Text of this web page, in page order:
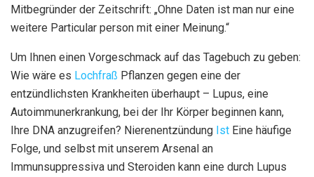
Mitbegründer der Zeitschrift: „Ohne Daten ist man nur eine
weitere Particular person mit einer Meinung.“
Um Ihnen einen Vorgeschmack auf das Tagebuch zu geben:
Wie wäre es Lochfraß Pflanzen gegen eine der
entzündlichsten Krankheiten überhaupt – Lupus, eine
Autoimmunerkrankung, bei der Ihr Körper beginnen kann,
Ihre DNA anzugreifen? Nierenentzündung Ist Eine häufige
Folge, und selbst mit unserem Arsenal an
Immunsuppressiva und Steroiden kann eine durch Lupus